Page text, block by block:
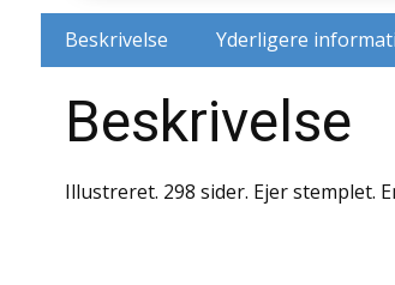
Beskrivelse Yderligere
Beskrivelse
Illustreret. 298 sider. Ejer stemplet.